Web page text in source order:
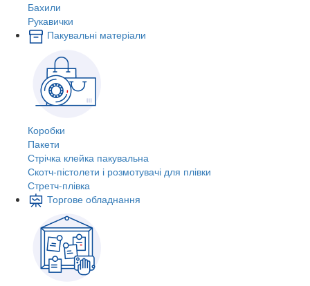
Бахили
Рукавички
Пакувальні матеріали
Коробки
Пакети
Стрічка клейка пакувальна
Скотч-пістолети і розмотувачі для плівки
Стретч-плівка
Торгове обладнання